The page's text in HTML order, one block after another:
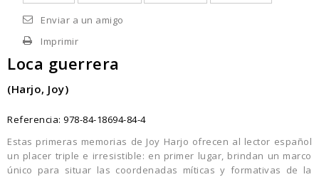
Enviar a un amigo
Imprimir
Loca guerrera
(Harjo, Joy)
Referencia: 978-84-18694-84-4
Estas primeras memorias de Joy Harjo ofrecen al lector español
un placer triple e irresistible: en primer lugar, brindan un marco
único para situar las coordenadas míticas y formativas de la